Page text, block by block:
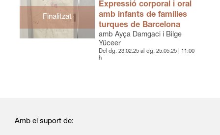
Finalitzat
Expressió corporal i oral
amb infants de famílies
turques de Barcelona
amb Ayça Damgaci i Bilge
Yüceer
Del dg. 23.02.25 al dg. 25.05.25
11:00
h
Amb el suport de: